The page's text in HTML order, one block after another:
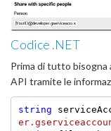
Codice .NET
Prima di tutto bisogna
API tramite le
string